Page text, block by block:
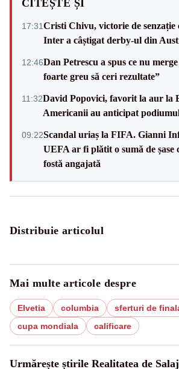
CITEȘTE ȘI
17:31Cristi Chivu, victorie de senzație
Inter a câștigat derby-ul din
12:46Dan Petrescu a spus ce nu
foarte greu să ceri rezultate”
11:32David Popovici, favorit la aur la
Americanii au anticipat
09:22Scandal uriaș la FIFA. Gianni
UEFA ar fi plătit o sumă de șase
fostă angajată
Distribuie articolul
Mai multe articole despre
Elvetia columbia
sferturi de
cupa mondiala
calificare
Urmărește știrile Realitatea de